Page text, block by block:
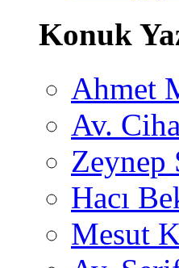
Konuk
Ahmet
Av.
Zeynep
Hacı
Mesut